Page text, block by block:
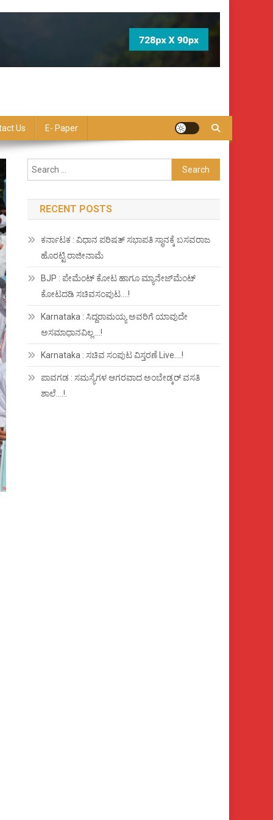
Us E- Paper
Search
for:
RECENT POSTS
ಕರ್ನಾಟಕ : ವಿಧಾನ ಪರಿಷತ್ ಸಭಾಪತಿ ಸ್ಥಾನಕ್ಕೆ ಬಸವರಾಜ
ಹೊರಟ್ಟಿ ರಾಜೀನಾಮೆ
BJP : ಪೇಮೆಂಟ್ ಕೋಟ ಹಾಗೂ ಮ್ಯಾನೇಜ್‍ಮೆಂಟ್
ಕೋಟದಡಿ ಸಚಿವಸಂಪುಟ….!
Karnataka : ಸಿದ್ದರಾಮಯ್ಯ ಅವರಿಗೆ ಯಾವುದೇ
ಅಸಮಾಧಾನವಿಲ್ಲ….!
Karnataka : ಸಚಿವ ಸಂಪುಟ ವಿಸ್ತರಣೆ Live….!
ಪಾವಗಡ : ಸಮಸ್ಯೆಗಳ ಆಗರವಾದ ಅಂಬೇಡ್ಕರ್ ವಸತಿ
ಶಾಲೆ….!.